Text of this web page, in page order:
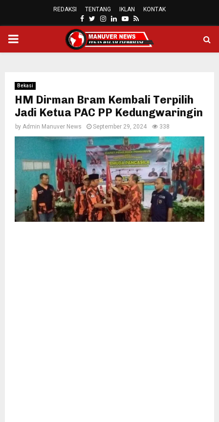
REDAKSI TENTANG IKLAN KONTAK
FACEBOOK
TWITTER
INSTAGRAM
LINKEDINYOUTUBE
RSS
PRIMARY
Bekasi
HM Dirman Bram Kembali Terpilih
Jadi Ketua PAC PP Kedungwaringin
by Admin Manuver News September 29, 2024 338